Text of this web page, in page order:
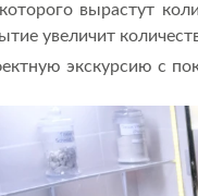
вырастут
увеличит
экскурсию с